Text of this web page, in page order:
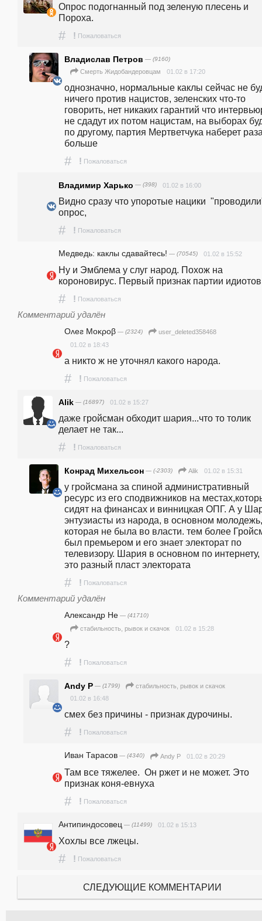
Опрос подогнанный под зеленую плесень и
Пороха.
# ! Пожаловаться
Владислав Петров — (9160)
Смерть Жидобандеровцам 01.02 в 17:20
однозначно, нормальные каклы сейчас не
ничего против нацистов, зеленских что-то
говорить, нет никаких гарантий что
не сдадут их потом нацистам, на выборах
по другому, партия Мертветчука наберет
больше
# ! Пожаловаться
Владимир Харько — (398) 01.02 в 16:00
Видно сразу что упоротые нацики
опрос,
# ! Пожаловаться
Медведь: каклы сдавайтесь! — (70545) 01.02 в 15:52
Ну и Эмблема у слуг народ. Похож на
короновирус. Первый признак партии идиотов
# ! Пожаловаться
Комментарий удалён
Oʌeƨ Мοκροβ — (2324)
user_deleted358468
01.02 в 18:43
а никто ж не уточнял какого народа.
# ! Пожаловаться
Alik — (16897) 01.02 в 15:27
даже гройсман обходит шария...что то толик
делает не так...
# ! Пожаловаться
Конрад Михельсон — (-2303) Alik 01.02 в 15:31
у гройсмана за спиной административный
ресурс из его сподвижников на
сидят на финансах и винницкая ОПГ. А у
энтузиасты из народа, в основном молодежь,
которая не была во власти. тем более
был премьером и его знает электорат по
телевизору. Шария в основном по интернету,
это разный пласт электората
# ! Пожаловаться
Комментарий удалён
Александр Не — (41710)
стабильность, рывок и скачок 01.02 в 15:28
?
# ! Пожаловаться
Andy P — (1799)
стабильность, рывок и скачок
01.02 в 16:48
смех без причины - признак дурочины.
# ! Пожаловаться
Иван Тарасов — (4340) Andy P 01.02 в 20:29
Там все тяжелее.  Он ржет и не может. Это
признак коня-евнуха
# ! Пожаловаться
Антипиндосовец — (11499) 01.02 в 15:13
Хохлы все лжецы.
# ! Пожаловаться
СЛЕДУЮЩИЕ КОММЕНТАРИИ